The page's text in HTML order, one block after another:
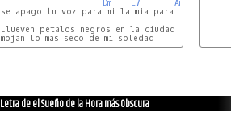
F
Dm E7 Am
se apago tu voz para mi la mia para ti
Llueven petalos negros en la ciudad
Letra de el Sueño de la Hora más Obscura